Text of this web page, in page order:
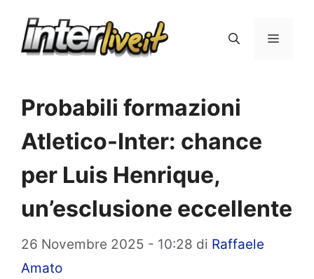
Menu
Probabili formazioni
Atletico-Inter: chance
per Luis Henrique,
un’esclusione eccellente
26 Novembre 2025 - 10:28 di Raffaele
Amato